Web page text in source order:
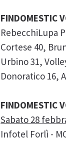
FINDOMESTIC
RebecchiLupa
Cortese 40,
Urbino 31,
Donoratico 16,
FINDOMESTIC
Sabato 28
Infotel Forlì -